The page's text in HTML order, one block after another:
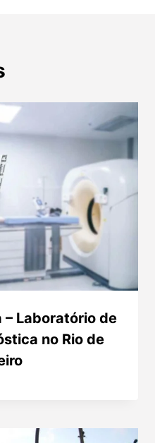
– Laboratório de
no Rio de